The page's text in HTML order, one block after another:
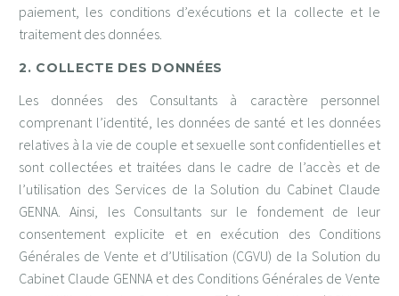
paiement, les conditions d’exécutions et la collecte et le
traitement des données.
2. COLLECTE DES DONNÉES
Les données des Consultants à caractère personnel
comprenant l’identité, les données de santé et les données
relatives à la vie de couple et sexuelle sont confidentielles et
sont collectées et traitées dans le cadre de l’accès et de
l’utilisation des Services de la Solution du Cabinet Claude
GENNA. Ainsi, les Consultants sur le fondement de leur
consentement explicite et en exécution des Conditions
Générales de Vente et d’Utilisation (CGVU) de la Solution du
Cabinet Claude GENNA et des Conditions Générales de Vente